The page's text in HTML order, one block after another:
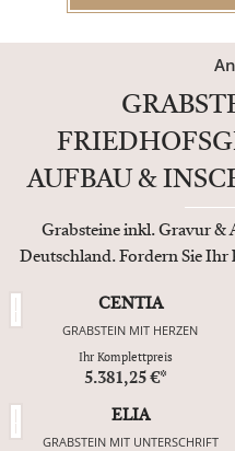
AUFBAU &
Grabsteine inkl. Gravur &
Deutschland. Fordern Sie Ihr
CENTIA
GRABSTEIN MIT HERZEN
Ihr Komplettpreis
5.381,25 €*
ELIA
GRABSTEIN MIT UNTERSCHRIFT